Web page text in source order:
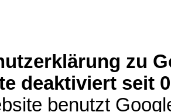
zu
deaktiviert seit
benutzt